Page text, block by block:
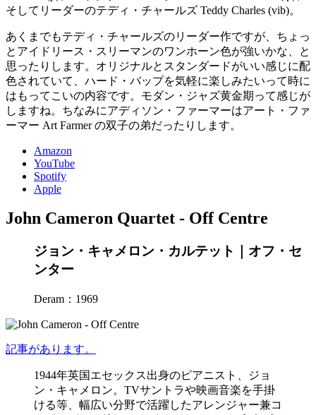
そしてリーダーのテディ・チャールズ Teddy Charles (vib)。
あくまでもテディ・チャールズのリーダー作ですが、ちょっ
とアイドリース・スリーマンのワンホーン色が強いかな、と
思ったりします。オリジナルとスタンダードがいい感じに配
色されていて、ハード・バップを気軽に楽しみたいって時に
はもってこいの内容です。モダン・ジャズ黄金期って感じが
しますね。ちなみにアディソン・ファーマーはアート・ファ
ーマー Art Farmer の双子の弟だったりします。
Amazon
YouTube
Spotify
Apple
John Cameron Quartet - Off Centre
ジョン・キャメロン・カルテット｜オフ・セ
ンター
Deram：1969
記事があります。
1944年英国エセックス出身のピアニスト、ジョ
ン・キャメロン。TVサントラや映画音楽を手掛
ける等、幅広い分野で活躍したアレンジャー兼コ